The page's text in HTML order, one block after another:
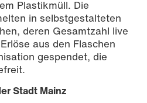
Plastikmüll. Die
in selbstgestalteten
deren Gesamtzahl live
aus den Flaschen
gespendet, die
Stadt Mainz